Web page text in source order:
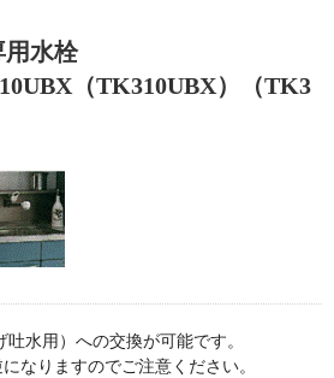
用水栓
（TK310UBX）（TK3
吐水用）への交換が可能です。
なりますのでご注意ください。